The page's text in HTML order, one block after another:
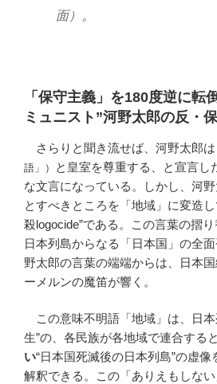
面）
。
「保守主義」を180度逆に転
ミュニスト”河野太郎の反・
さらりと聞き流せば、河野太郎
語」）
と皇室を尊重する、と宣言し
な文言になっている。しかし、河野
とすべきところを「地域」に変造
殺logocide”である。この言葉の摺
日本列島からなる「日本国」の全
野太郎の言葉の端端からは、日本
ーメルンの魔笛が響く。
この意味不明語「地域」は、日本
生”の、各民族が各地域で連合すると
い“日本国死滅後の日本列島”の虚
解釈できる。この「ありえもしな